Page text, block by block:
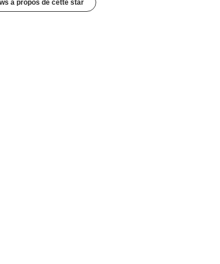
à propos de cette star